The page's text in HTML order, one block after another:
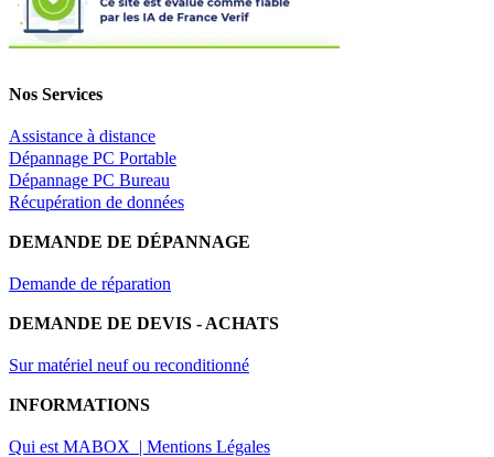
Nos Services
Assistance à distance
Dépannage PC Portable
Dépannage PC Bureau
Récupération de données
DEMANDE DE DÉPANNAGE
Demande de réparation
DEMANDE DE DEVIS - ACHATS
Sur matériel neuf ou reconditionné
INFORMATIONS
Qui est MABOX | Mentions Légales